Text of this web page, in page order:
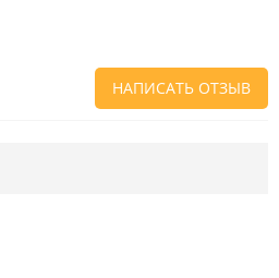
НАПИСАТЬ ОТЗЫВ